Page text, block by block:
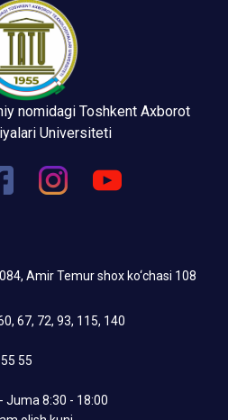
nomidagi Toshkent Axborot
Universiteti
Amir Temur shox ko‘chasi 108
67, 72, 93, 115, 140
55
Juma 8:30 - 18:00